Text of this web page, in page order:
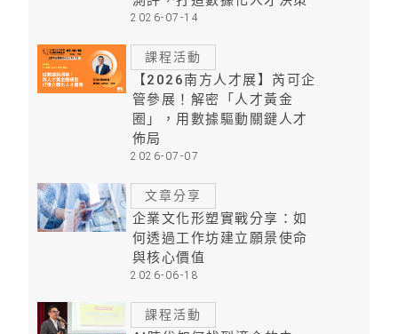
2026-07-14
課程活動
【2026南方人才展】芮可企
管參展！解密「人才黃金
圈」，用數據驅動關鍵人才
佈局
2026-07-07
文章分享
企業文化形塑實戰分享：如
何透過工作坊建立願景使命
與核心價值
2026-06-18
課程活動